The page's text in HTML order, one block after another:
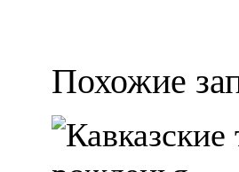
Похожие